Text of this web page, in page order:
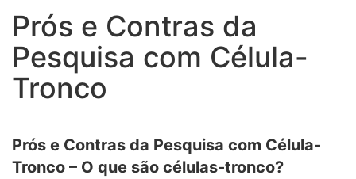
Prós e Contras da
Pesquisa com Célula-
Tronco
Prós e Contras da Pesquisa com Célula-
Tronco – O que são células-tronco?